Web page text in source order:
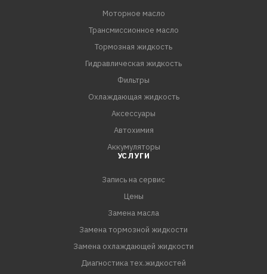
Моторное масло
Трансмиссионное масло
Тормозная жидкость
Гидравлическая жидкость
Фильтры
Охлаждающая жидкость
Аксессуары
Автохимия
Аккумуляторы
УСЛУГИ
Запись на сервис
Цены
Замена масла
Замена тормозной жидкости
Замена охлаждающей жидкости
Диагностика тех.жидкостей